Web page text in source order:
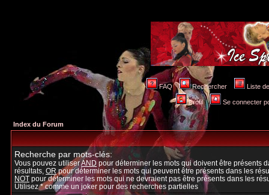
FAQ Rechercher Liste
Profil Se connecter
Index du Forum
Recherche par mots-clés:
Vous pouvez utiliserANDpour déterminer les mots qui doivent être présents
résultats,ORpour déterminer les mots qui peuvent être présents dans les
NOTpour déterminer les mots qui ne devraient pas être présents dans les
Utilisez * comme un joker pour des recherches partielles